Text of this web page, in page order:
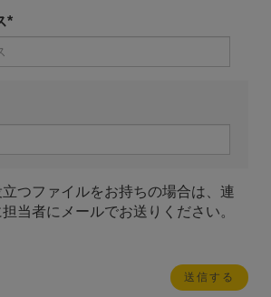
*
立つファイルをお持ちの場合は、連
当者にメールでお送りください。